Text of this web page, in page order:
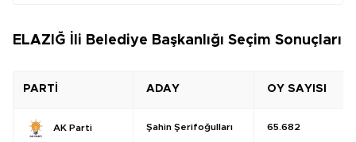
ELAZIĞ İli Belediye Başkanlığı Seçim Sonuçları
PARTİ ADAY OY SAYISI
AK Parti Şahin Şerifoğulları 65.682